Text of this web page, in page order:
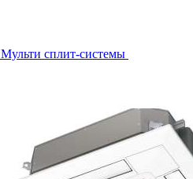
Мульти сплит-системы